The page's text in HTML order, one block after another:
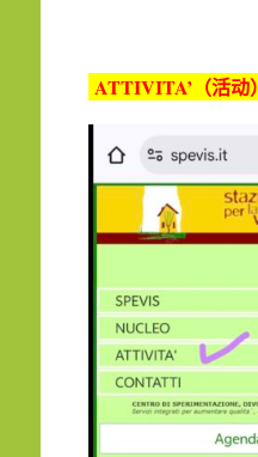
ATTIVITA’ （活动）